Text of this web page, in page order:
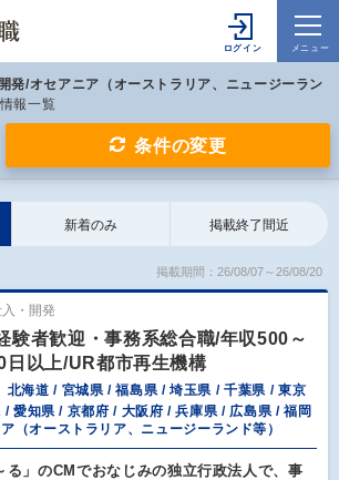
発/オセアニア（オーストラリア、ニュージーラン
報一覧
条件の変更
新着のみ 掲載終了間近
掲載期間：26/08/07～26/08/20
・開発
験者歓迎・事務系総合職/年収500～
日以上/UR都市再生機構
北海道 / 宮城県 / 福島県 / 埼玉県 / 千葉県 / 東京
愛知県 / 京都府 / 大阪府 / 兵庫県 / 広島県 / 福岡
（オーストラリア、ニュージーランド等）
る」のCMでおなじみの独立行政法人で、事